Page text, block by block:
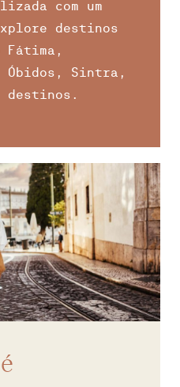
com um
destinos
Fátima,
Óbidos, Sintra,
destinos.